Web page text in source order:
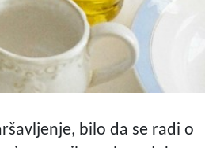
bilo da se radi o